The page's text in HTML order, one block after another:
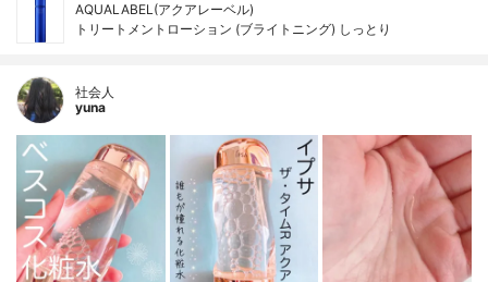
AQUALABEL(アクアレーベル)
トリートメントローション (ブライトニング) しっとり
社会人
yuna